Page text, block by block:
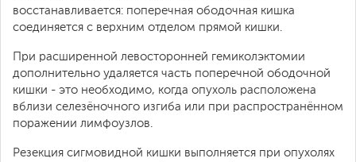
восстанавливается: поперечная ободочная кишка
соединяется с верхним отделом прямой кишки.
При расширенной левосторонней гемиколэктомии
дополнительно удаляется часть поперечной ободочной
кишки - это необходимо, когда опухоль расположена
вблизи селезёночного изгиба или при распространённом
поражении лимфоузлов.
Резекция сигмовидной кишки выполняется при опухолях